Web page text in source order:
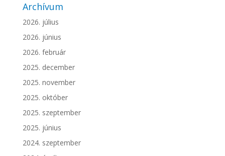
Archívum
2026. július
2026. június
2026. február
2025. december
2025. november
2025. október
2025. szeptember
2025. június
2024. szeptember